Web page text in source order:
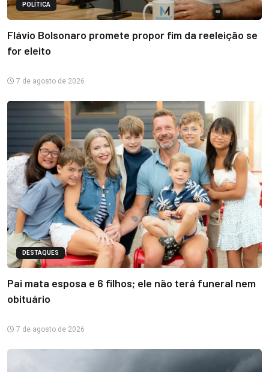
POLÍTICA
Flávio Bolsonaro promete propor fim da reeleição se
for eleito
7 de agosto de 2026
DESTAQUES
Pai mata esposa e 6 filhos; ele não terá funeral nem
obituário
7 de agosto de 2026